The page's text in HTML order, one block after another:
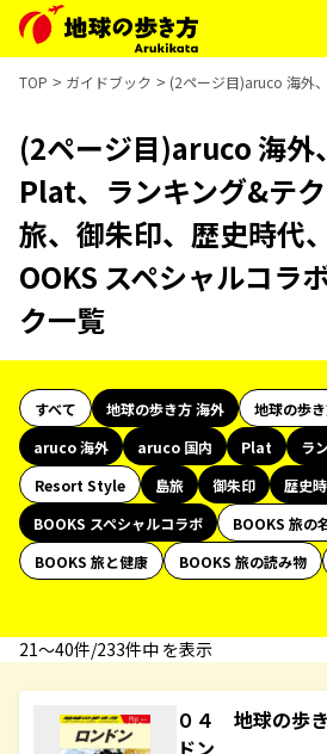
TOP ガイドブック (2ページ目)aruco 海外
(2ページ目)aruco 海外
Plat、ランキング&テ
旅、御朱印、歴史時代
OOKS スペシャルコラ
ク一覧
すべて 地球の歩き方 海外
地球の歩
aruco 海外
aruco 国内 Plat
ラ
Resort Style
島旅 御朱印 歴史
BOOKS スペシャルコラボ
BOOKS 旅の
BOOKS 旅と健康
BOOKS 旅の読み物
21〜40件/233件中 を表示
０４ 地球の歩
ドン